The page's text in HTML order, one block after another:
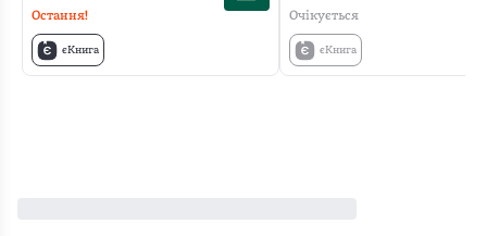
Остання!
єКнига
Очікується
єКнига